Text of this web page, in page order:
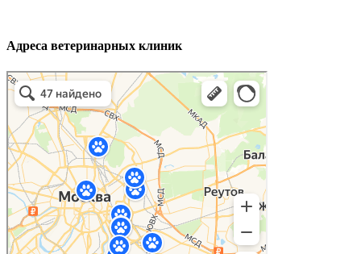
Адреса ветеринарных клиник